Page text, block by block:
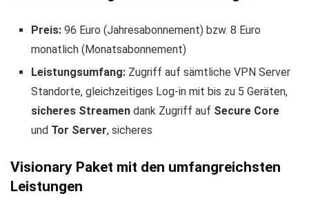
Preis: 96 Euro (Jahresabonnement) bzw. 8 Euro
monatlich (Monatsabonnement)
Leistungsumfang: Zugriff auf sämtliche VPN Server
Standorte, gleichzeitiges Log-in mit bis zu 5 Geräten,
sicheres Streamen dank Zugriff auf Secure Core
und Tor Server, sicheres
Visionary Paket mit den umfangreichsten
Leistungen